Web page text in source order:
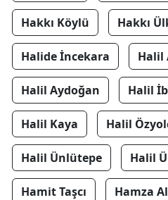
Hakkı Köylü Hakkı
Halide İncekara Halil
Halil Aydoğan Halil
Halil Kaya Halil
Halil Ünlütepe Halil
Hamit Taşcı Hamza